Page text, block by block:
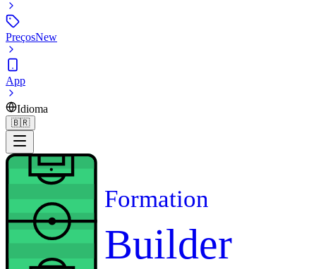
PreçosNew
App
Idioma
🇧🇷
Formation
Builder